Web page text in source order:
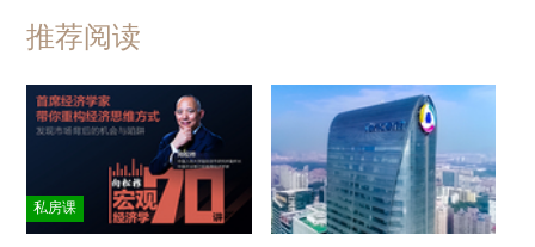
推荐阅读
私房课